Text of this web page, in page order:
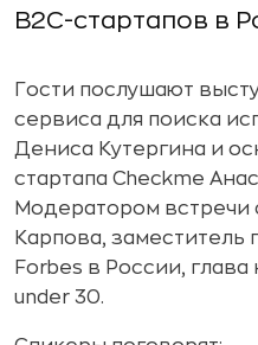
B2C-стартапов в
Гости послушают
сервиса для поиска
Дениса Кутергина и
стартапа Checkme
Модератором встречи
Карпова, заместитель
Forbes в России,
under 30.